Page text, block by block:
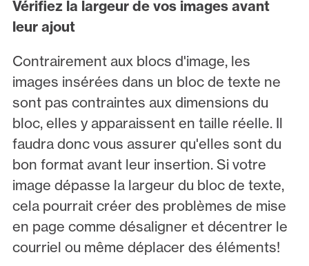
Vérifiez la largeur de vos images avant
leur ajout
Contrairement aux blocs d'image, les
images insérées dans un bloc de texte ne
sont pas contraintes aux dimensions du
bloc, elles y apparaissent en taille réelle. Il
faudra donc vous assurer qu'elles sont du
bon format avant leur insertion. Si votre
image dépasse la largeur du bloc de texte,
cela pourrait créer des problèmes de mise
en page comme désaligner et décentrer le
courriel ou même déplacer des éléments!